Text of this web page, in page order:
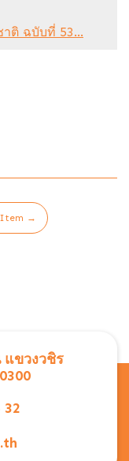
ติ ฉบับที่ 53...
Item →
ขวงวชิร
32